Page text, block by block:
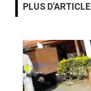
PLUS D'ARTICLE